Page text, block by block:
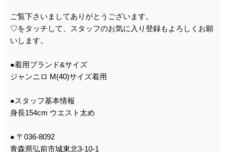
ご覧下さいましてありがとうございます。
♡をタッチして、スタッフのお気に入り登録もよろしくお願
いします。
●着用ブランド&サイズ
ジャンニロ M(40)サイズ着用
●スタッフ基本情報
身長154cm ウエスト太め
● 〒036-8092
青森県弘前市城東北3-10-1